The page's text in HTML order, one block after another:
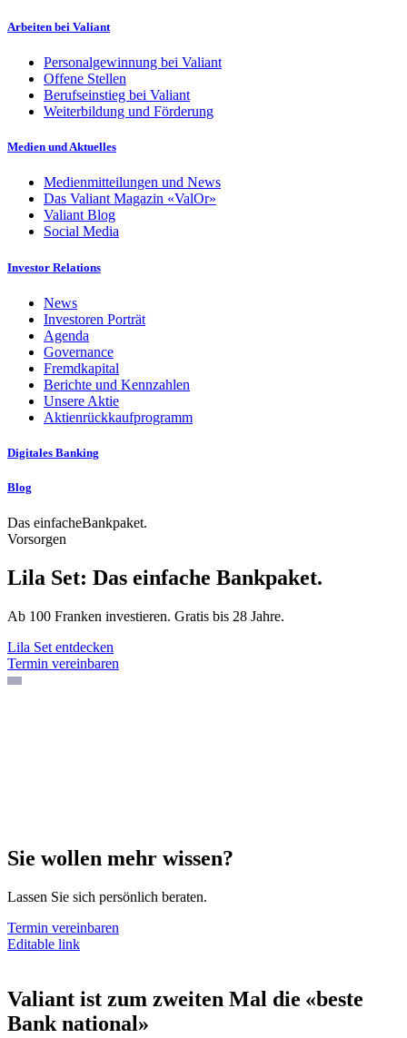
Arbeiten bei Valiant
Personalgewinnung bei Valiant
Offene Stellen
Berufseinstieg bei Valiant
Weiterbildung und Förderung
Medien und Aktuelles
Medienmitteilungen und News
Das Valiant Magazin «ValOr»
Valiant Blog
Social Media
Investor Relations
News
Investoren Porträt
Agenda
Governance
Fremdkapital
Berichte und Kennzahlen
Unsere Aktie
Aktienrückkaufprogramm
Digitales Banking
Blog
Vorsorgen
Lila Set: Das einfache Bankpaket.
Ab 100 Franken investieren. Gratis bis 28 Jahre.
Lila Set entdecken
Termin vereinbaren
Sie wollen mehr wissen?
Lassen Sie sich persönlich beraten.
Termin vereinbaren
Editable link
Valiant ist zum zweiten Mal die «beste
Bank national»